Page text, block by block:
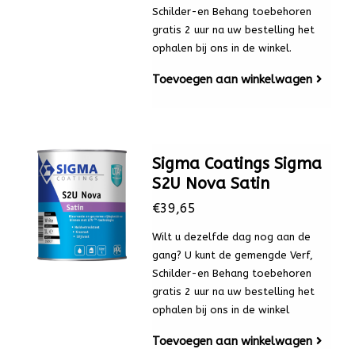
Schilder-en Behang toebehoren
gratis 2 uur na uw bestelling het
ophalen bij ons in de winkel.
Toevoegen aan winkelwagen
Sigma Coatings Sigma
S2U Nova Satin
€39,65
Wilt u dezelfde dag nog aan de
gang? U kunt de gemengde Verf,
Schilder-en Behang toebehoren
gratis 2 uur na uw bestelling het
ophalen bij ons in de winkel
Toevoegen aan winkelwagen